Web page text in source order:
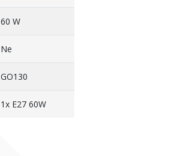
60 W
Ne
GO130
1x E27 60W